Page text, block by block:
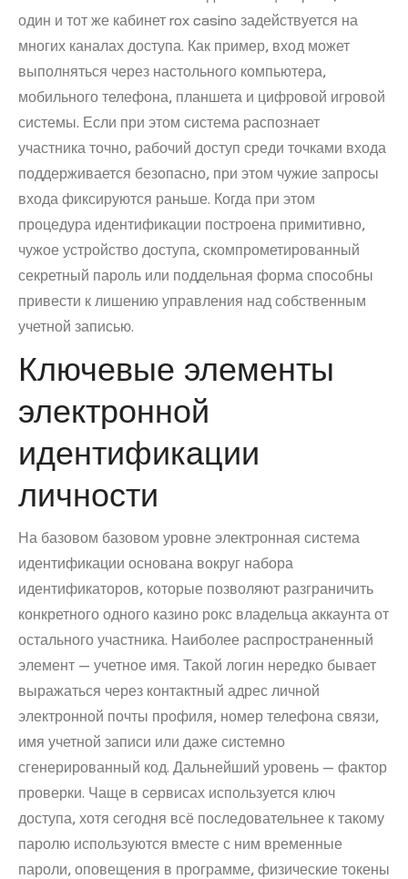
один и тот же кабинет rox casino задействуется на
многих каналах доступа. Как пример, вход может
выполняться через настольного компьютера,
мобильного телефона, планшета и цифровой игровой
системы. Если при этом система распознает
участника точно, рабочий доступ среди точками входа
поддерживается безопасно, при этом чужие запросы
входа фиксируются раньше. Когда при этом
процедура идентификации построена примитивно,
чужое устройство доступа, скомпрометированный
секретный пароль или поддельная форма способны
привести к лишению управления над собственным
учетной записью.
Ключевые элементы
электронной
идентификации
личности
На базовом базовом уровне электронная система
идентификации основана вокруг набора
идентификаторов, которые позволяют разграничить
конкретного одного казино рокс владельца аккаунта от
остального участника. Наиболее распространенный
элемент — учетное имя. Такой логин нередко бывает
выражаться через контактный адрес личной
электронной почты профиля, номер телефона связи,
имя учетной записи или даже системно
сгенерированный код. Дальнейший уровень — фактор
проверки. Чаще в сервисах используется ключ
доступа, хотя сегодня всё последовательнее к такому
паролю используются вместе с ним временные
пароли, оповещения в программе, физические токены